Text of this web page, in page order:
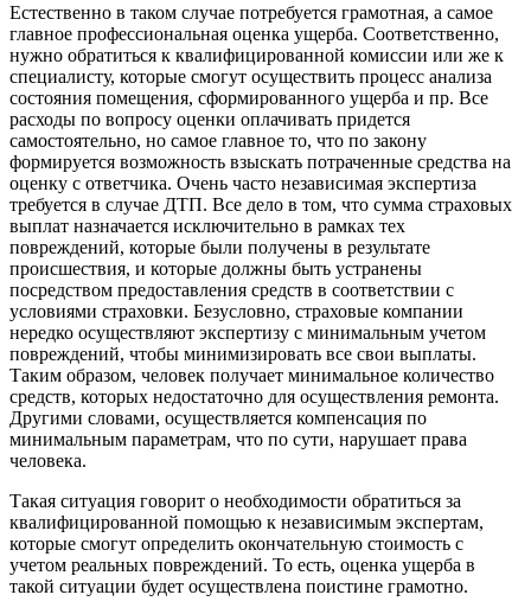
Естественно в таком случае потребуется грамотная, а самое
главное профессиональная оценка ущерба. Соответственно,
нужно обратиться к квалифицированной комиссии или же к
специалисту, которые смогут осуществить процесс анализа
состояния помещения, сформированного ущерба и пр. Все
расходы по вопросу оценки оплачивать придется
самостоятельно, но самое главное то, что по закону
формируется возможность взыскать потраченные средства на
оценку с ответчика. Очень часто независимая экспертиза
требуется в случае ДТП. Все дело в том, что сумма страховых
выплат назначается исключительно в рамках тех
повреждений, которые были получены в результате
происшествия, и которые должны быть устранены
посредством предоставления средств в соответствии с
условиями страховки. Безусловно, страховые компании
нередко осуществляют экспертизу с минимальным учетом
повреждений, чтобы минимизировать все свои выплаты.
Таким образом, человек получает минимальное количество
средств, которых недостаточно для осуществления ремонта.
Другими словами, осуществляется компенсация по
минимальным параметрам, что по сути, нарушает права
человека.
Такая ситуация говорит о необходимости обратиться за
квалифицированной помощью к независимым экспертам,
которые смогут определить окончательную стоимость с
учетом реальных повреждений. То есть, оценка ущерба в
такой ситуации будет осуществлена поистине грамотно.